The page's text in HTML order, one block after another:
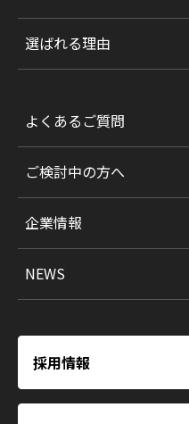
選ばれる理由
よくあるご質問
ご検討中の方へ
企業情報
NEWS
採用情報